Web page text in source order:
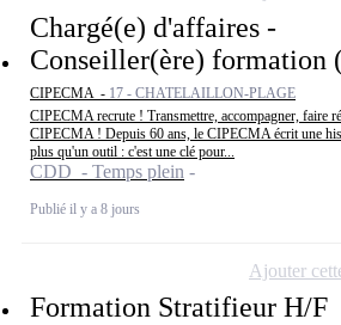
Chargé(e) d'affaires -
Conseiller(ère) formation
CIPECMA - 17 - CHATELAILLON-PLAGE
CIPECMA recrute ! Transmettre, accompagner, faire
CIPECMA ! Depuis 60 ans, le CIPECMA écrit une
plus qu'un outil : c'est une clé pour...
CDD - Temps plein
Publié il y a 8 jours
Formation Stratifieur H/F
Ajouter